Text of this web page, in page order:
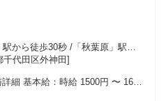
から徒歩30秒 /「秋葉原」駅か
千代田区外神田]
細 基本給：時給 1500円 〜 1600